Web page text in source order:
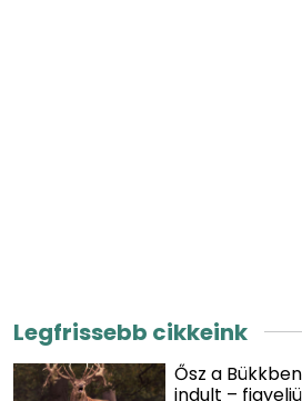
Legfrissebb cikkeink
Ősz a
indult –